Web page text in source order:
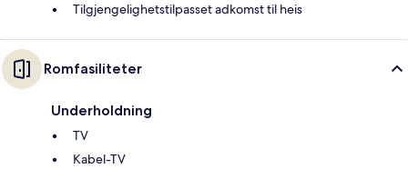
Tilgjengelighetstilpasset adkomst til heis
Romfasiliteter
Underholdning
TV
Kabel-TV